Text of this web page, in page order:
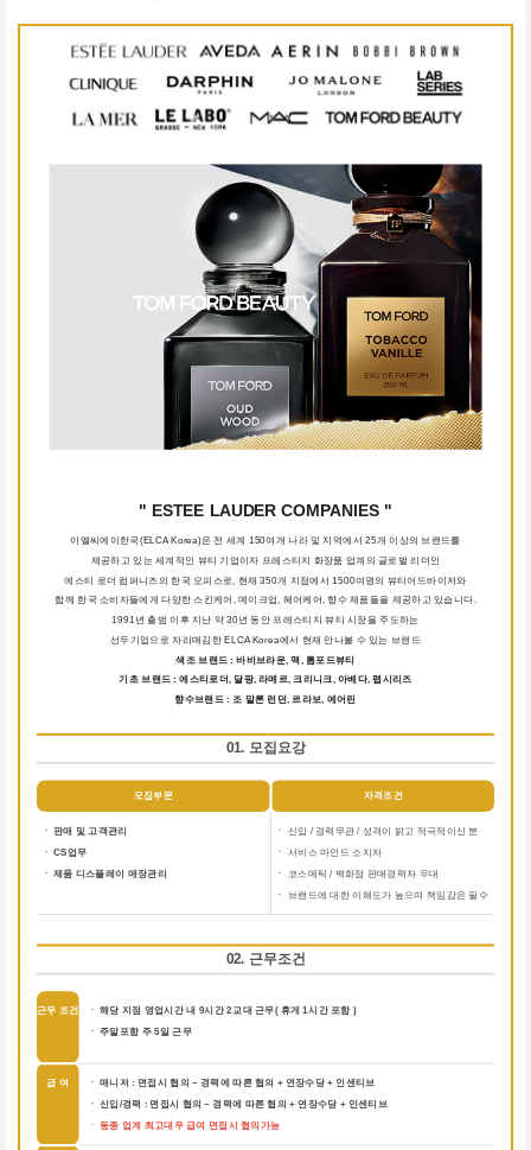
" ESTEE LAUDER COMPANIES "
이엘씨에이한국(ELCA Korea)은 전 세계 150여개 나라 및 지역에서 25개 이상의 브랜드를
제공하고 있는 세계적인 뷰티 기업이자 프레스티지 화장품 업계의 글로벌 리더인
에스티 로더 컴퍼니즈의 한국 오피스로, 현재 350개 지점에서 1500여명의 뷰티어드바이저와
함께 한국 소비자들에게 다양한 스킨케어, 메이크업, 헤어케어, 향수 제품들을 제공하고 있습니다.
1991년 출범 이후 지난 약 30년 동안 프레스티지 뷰티 시장을 주도하는
선두기업으로 자리매김한 ELCA Korea에서 현재 만나볼 수 있는 브랜드
색조 브랜드 : 바비브라운, 맥, 톰포드뷰티
기초 브랜드 : 에스티로더, 달팡, 라메르, 크리니크, 아베다, 랩시리즈
향수브랜드 : 조 말론 런던, 르라보, 에어린
01. 모집요강
모집부문 자격조건
ㆍ 판매 및 고객관리
ㆍ CS업무
ㆍ 제품 디스플레이 매장관리
ㆍ 신입 / 경력무관 / 성격이 밝고 적극적이신 분
ㆍ
서비스 마인드 소지자
ㆍ
코스메틱 / 백화점 판매경력자 우대
ㆍ 브랜드에 대한 이해도가 높으며 책임감은 필수
02. 근무조건
근무 조건
ㆍ 해당 지점 영업시간 내 9시간 2교대 근무( 휴게 1시간 포함 )
ㆍ 주말포함 주 5일 근무
급 여
ㆍ 매니저 : 면접시 협의 ~ 경력에 따른 협의 + 연장수당 + 인센티브
ㆍ 신입/경력 : 면접시 협의 ~ 경력에 따른 협의 + 연장수당 + 인센티브
ㆍ 동종 업계 최고대우 급여 면접시 협의가능